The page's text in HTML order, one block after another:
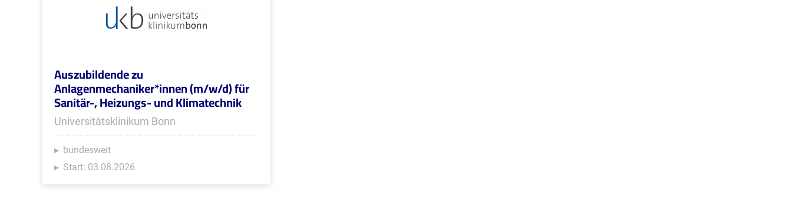
Auszubildende zu
Anlagenmechaniker*innen (m/w/d) für
Sanitär-, Heizungs- und Klimatechnik
Universitätsklinikum Bonn
bundesweit
Start: 03.08.2026